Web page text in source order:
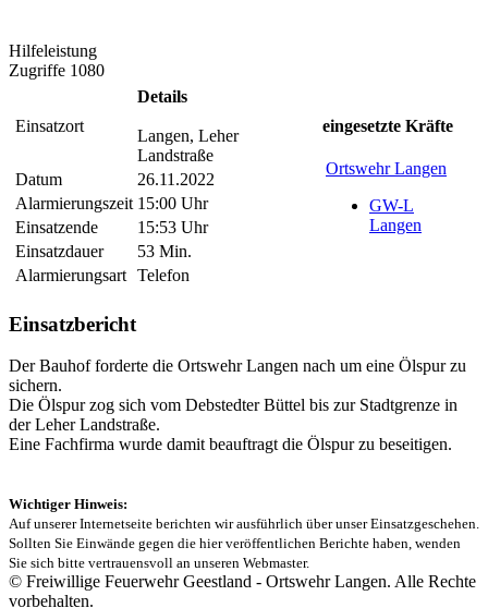
Hilfeleistung
Zugriffe 1080
Einsatzort
Details
Langen, Leher
Landstraße
Datum
26.11.2022
Alarmierungszeit 15:00 Uhr
Einsatzende
15:53 Uhr
Einsatzdauer
53 Min.
Alarmierungsart Telefon
eingesetzte Kräfte
Ortswehr Langen
GW-L
Langen
Einsatzbericht
Der Bauhof forderte die Ortswehr Langen nach um eine Ölspur zu
sichern.
Die Ölspur zog sich vom Debstedter Büttel bis zur Stadtgrenze in
der Leher Landstraße.
Eine Fachfirma wurde damit beauftragt die Ölspur zu beseitigen.
Wichtiger Hinweis:
Auf unserer Internetseite berichten wir ausführlich über unser Einsatzgeschehen.
Sollten Sie Einwände gegen die hier veröffentlichen Berichte haben, wenden
Sie sich bitte vertrauensvoll an unseren Webmaster.
© Freiwillige Feuerwehr Geestland - Ortswehr Langen. Alle Rechte
vorbehalten.